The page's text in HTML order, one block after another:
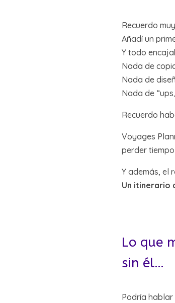
Recuerdo
Añadí un
Y todo
Nada de
Nada de
Nada de
Recuerdo
Voyages
perder
Y además, el
Un itinerario
Lo que
sin él…
Podría hablar